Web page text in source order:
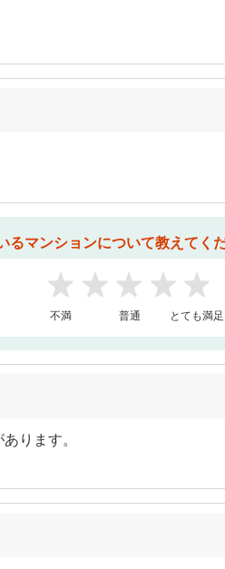
るマンションについて教えてく
1 2 3 4 5
不満 普通 とても満足
ります。